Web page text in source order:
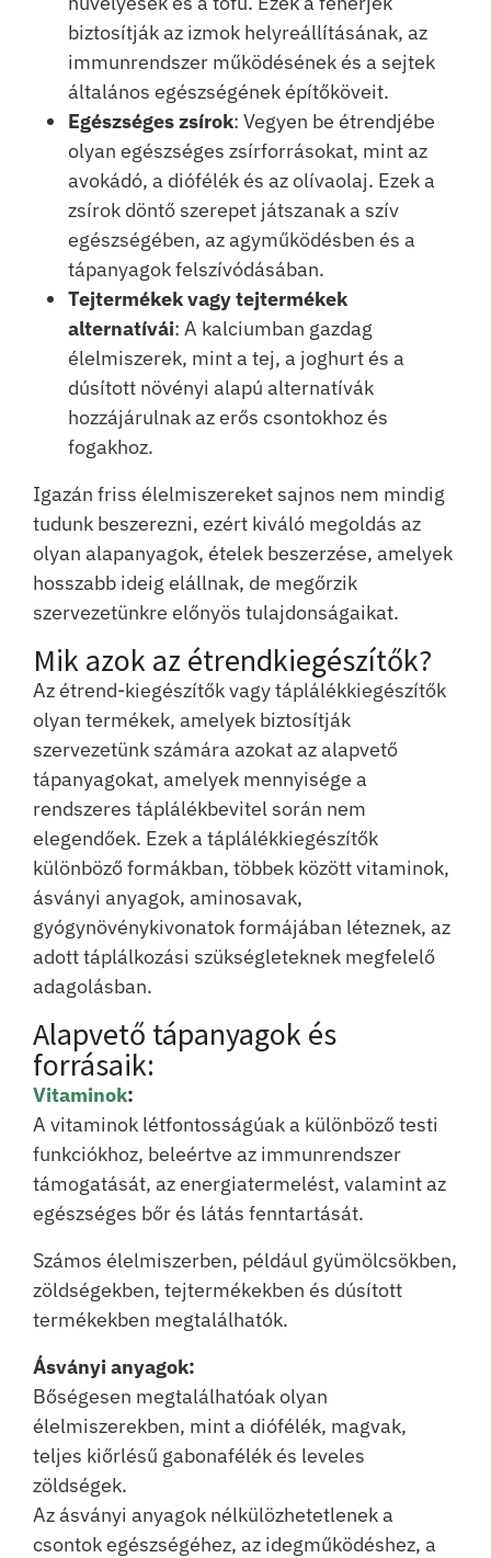
biztosítják az izmok helyreállításának, az
immunrendszer működésének és a sejtek
általános egészségének építőköveit.
Egészséges zsírok: Vegyen be étrendjébe
olyan egészséges zsírforrásokat, mint az
avokádó, a diófélék és az olívaolaj. Ezek a
zsírok döntő szerepet játszanak a szív
egészségében, az agyműködésben és a
tápanyagok felszívódásában.
Tejtermékek vagy tejtermékek
alternatívái: A kalciumban gazdag
élelmiszerek, mint a tej, a joghurt és a
dúsított növényi alapú alternatívák
hozzájárulnak az erős csontokhoz és
fogakhoz.
Igazán friss élelmiszereket sajnos nem mindig
tudunk beszerezni, ezért kiváló megoldás az
olyan alapanyagok, ételek beszerzése, amelyek
hosszabb ideig elállnak, de megőrzik
szervezetünkre előnyös tulajdonságaikat.
Mik azok az étrendkiegészítők?
Az étrend-kiegészítők vagy táplálékkiegészítők
olyan termékek, amelyek biztosítják
szervezetünk számára azokat az alapvető
tápanyagokat, amelyek mennyisége a
rendszeres táplálékbevitel során nem
elegendőek. Ezek a táplálékkiegészítők
különböző formákban, többek között vitaminok,
ásványi anyagok, aminosavak,
gyógynövénykivonatok formájában léteznek, az
adott táplálkozási szükségleteknek megfelelő
adagolásban.
Alapvető tápanyagok és
forrásaik:
Vitaminok:
A vitaminok létfontosságúak a különböző testi
funkciókhoz, beleértve az immunrendszer
támogatását, az energiatermelést, valamint az
egészséges bőr és látás fenntartását.
Számos élelmiszerben, például gyümölcsökben,
zöldségekben, tejtermékekben és dúsított
termékekben megtalálhatók.
Ásványi anyagok:
Bőségesen megtalálhatóak olyan
élelmiszerekben, mint a diófélék, magvak,
teljes kiőrlésű gabonafélék és leveles
zöldségek.
Az ásványi anyagok nélkülözhetetlenek a
csontok egészségéhez, az idegműködéshez, a